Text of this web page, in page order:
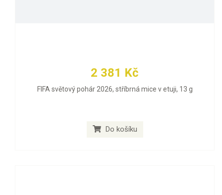
2 381 Kč
FIFA světový pohár 2026, stříbrná mice v etuji, 13 g
Do košíku